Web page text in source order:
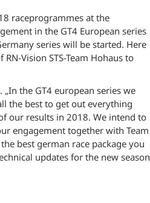
raceprogrammes at the
in the GT4 European series
series will be started. Here
Vision STS-Team Hohaus to
the GT4 european series we
the best to get out everything
our results in 2018. We intend to
engagement together with Team
best german race package you
updates for the new season